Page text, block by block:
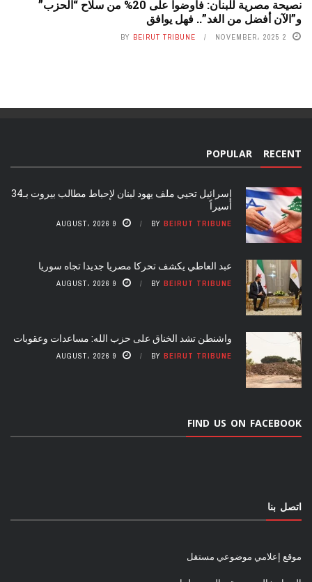
نصيحة مصرية للبنان: فاوضوا على 20% من سلاح “الحزب”
و”الآن أفضل من الغد”.. فهل يوافق
2 NOVEMBER، 2025 BY BEIRUT TRIBUNE
RECENT
POPULAR
إسرائيل تحيي ملف يهود لبنان لإحباط مطالب بيروت بـ34
أسيراً
BY BEIRUT TRIBUNE 9 AUGUST، 2026
عبد العاطي يكشف تحركا مصريا جديدا تجاه سوريا
BY BEIRUT TRIBUNE 9 AUGUST، 2026
واشنطن تشد الخناق على حزب الله: مساعدات وعقوبات
BY BEIRUT TRIBUNE 9 AUGUST، 2026
FIND US ON FACEBOOK
اتصل بنا
موقع إعلامي موضوعي مستقل